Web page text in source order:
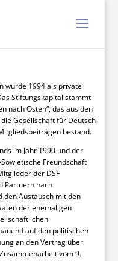
wurde 1994 als private
Stiftungskapital stammt
nach Osten“, das aus den
Gesellschaft für Deutsch-
bestand.
im Jahr 1990 und der
Freundschaft
der DSF
Partnern nach
den Austausch mit den
der ehemaligen
auf den politischen
an den Vertrag über
vom 9.